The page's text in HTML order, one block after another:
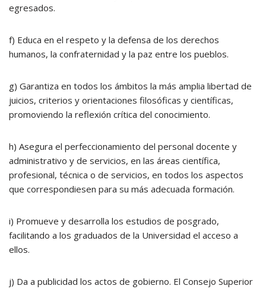
egresados.
f) Educa en el respeto y la defensa de los derechos
humanos, la confraternidad y la paz entre los pueblos.
g) Garantiza en todos los ámbitos la más amplia libertad de
juicios, criterios y orientaciones filosóficas y científicas,
promoviendo la reflexión crítica del conocimiento.
h) Asegura el perfeccionamiento del personal docente y
administrativo y de servicios, en las áreas científica,
profesional, técnica o de servicios, en todos los aspectos
que correspondiesen para su más adecuada formación.
i) Promueve y desarrolla los estudios de posgrado,
facilitando a los graduados de la Universidad el acceso a
ellos.
j) Da a publicidad los actos de gobierno. El Consejo Superior